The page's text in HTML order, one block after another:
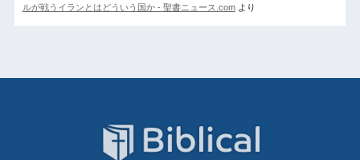
ルが戦うイランとはどういう国か - 聖書ニュース.comより